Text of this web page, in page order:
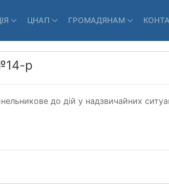
ЦНАП ГРОМАДЯНАМ
р
до дій у надзвичайних